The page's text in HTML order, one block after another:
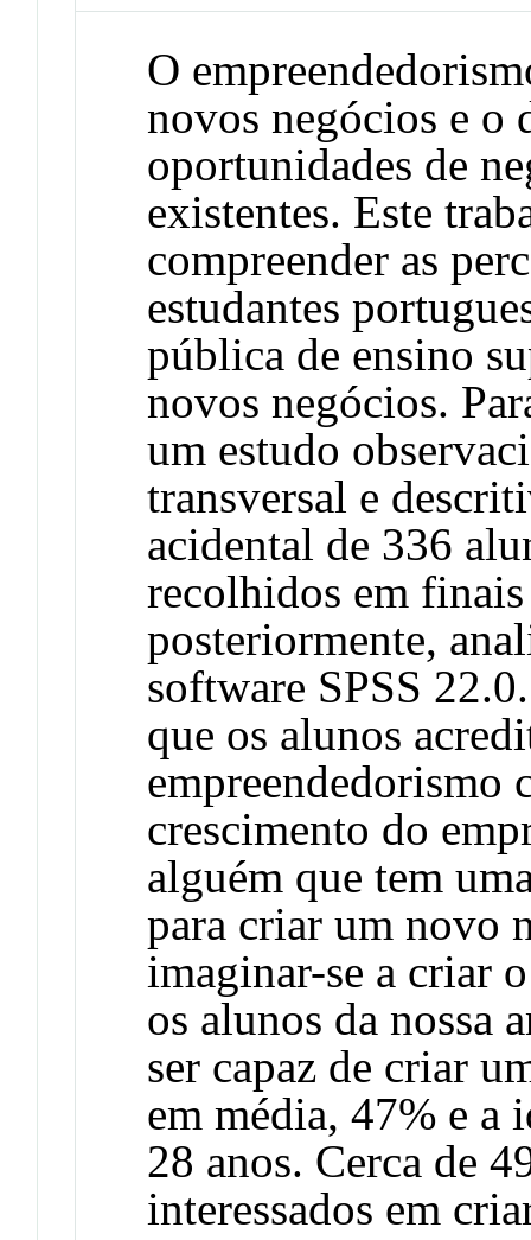
O
novos negócios e o
oportunidades de
existentes. Este
compreender as
estudantes
pública de ensino
novos negócios.
um estudo
transversal e
acidental de 336
recolhidos em
posteriormente,
software SPSS
que os alunos
empreendedorismo
crescimento do
alguém que tem
para criar um novo
imaginar-se a criar
os alunos da nossa
ser capaz de criar
em média, 47% e a
28 anos. Cerca de
interessados em